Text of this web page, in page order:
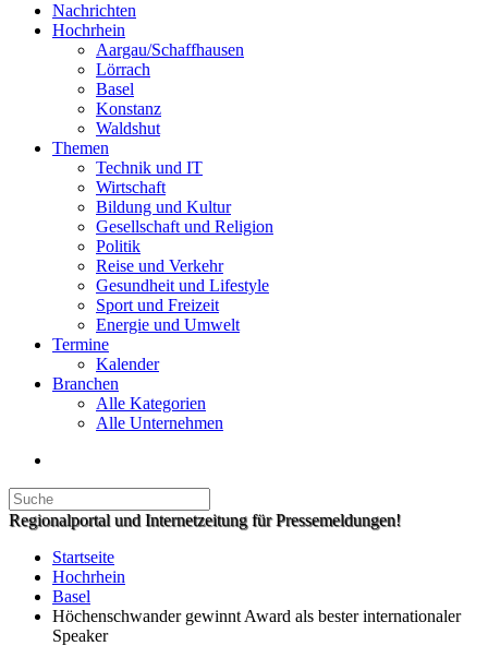
Nachrichten
Hochrhein
Aargau/Schaffhausen
Lörrach
Basel
Konstanz
Waldshut
Themen
Technik und IT
Wirtschaft
Bildung und Kultur
Gesellschaft und Religion
Politik
Reise und Verkehr
Gesundheit und Lifestyle
Sport und Freizeit
Energie und Umwelt
Termine
Kalender
Branchen
Alle Kategorien
Alle Unternehmen
Regionalportal und Internetzeitung für Pressemeldungen!
Startseite
Hochrhein
Basel
Höchenschwander gewinnt Award als bester internationaler
Speaker